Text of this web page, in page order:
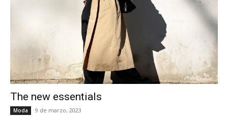
The new essentials
Moda 9 de marzo, 2023